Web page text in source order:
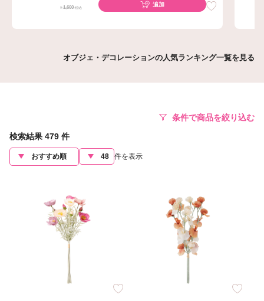
¥1,600税込
追加
オブジェ・デコレーションの人気ランキング一覧を見る
条件で商品を絞り込む
検索結果 479 件
件を表示